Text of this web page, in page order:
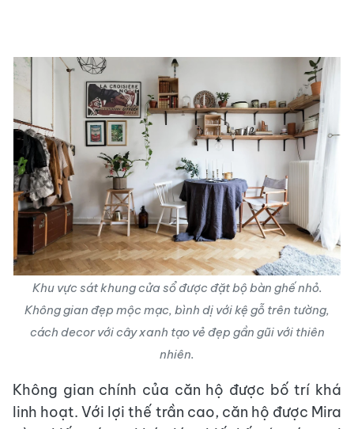
Khu vực sát khung cửa sổ được đặt bộ bàn ghế nhỏ.
Không gian đẹp mộc mạc, bình dị với kệ gỗ trên tường,
cách decor với cây xanh tạo vẻ đẹp gần gũi với thiên
nhiên.
Không gian chính của căn hộ được bố trí khá
linh hoạt. Với lợi thế trần cao, căn hộ được Mira